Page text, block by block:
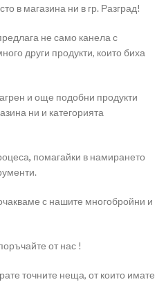
в магазина ни в гр. Разград!
не само канела с
други продукти, които биха
и още подобни продукти
ни и категорията
, помагайки в намирането
с нашите многобройни и
от нас !
точните неща, от които имате